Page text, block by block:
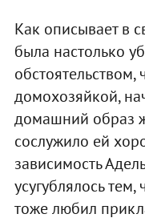
Как описывает в
была настолько
обстоятельством,
домохозяйкой,
домашний образ
сослужило ей
зависимость
усугублялось
тоже любил